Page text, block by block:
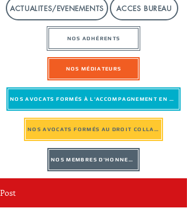
ACTUALITES/EVENEMENTS ACCES BUREAU
NOS ADHÉRENTS
NOS MÉDIATEURS
NOS AVOCATS FORMÉS À L'ACCOMPAGNEMENT EN MÉDIATION
NOS AVOCATS FORMÉS AU DROIT COLLABORATIF
NOS MEMBRES D'HONNEUR
Post